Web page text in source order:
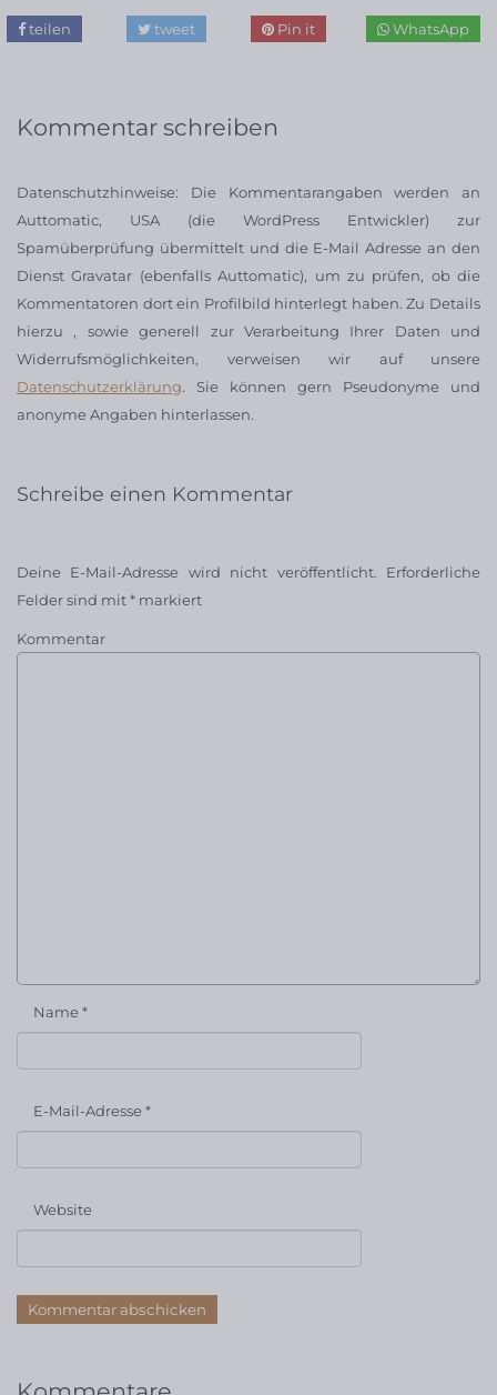
teilen tweet Pin it WhatsApp
Kommentar schreiben
Datenschutzhinweise: Die Kommentarangaben werden an
Auttomatic, USA (die WordPress Entwickler) zur
Spamüberprüfung übermittelt und die E-Mail Adresse an den
Dienst Gravatar (ebenfalls Auttomatic), um zu prüfen, ob die
Kommentatoren dort ein Profilbild hinterlegt haben. Zu Details
hierzu , sowie generell zur Verarbeitung Ihrer Daten und
Widerrufsmöglichkeiten, verweisen wir auf unsere
Datenschutzerklärung. Sie können gern Pseudonyme und
anonyme Angaben hinterlassen.
Schreibe einen Kommentar
Deine E-Mail-Adresse wird nicht veröffentlicht.
Erforderliche
Felder sind mit* markiert
Kommentar
Name*
E-Mail-Adresse*
Website